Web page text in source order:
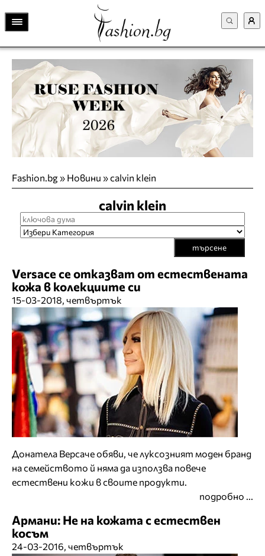
Fashion.bg» Новини »calvin klein
calvin klein
търсене
Versace се отказват от естествената
кожа в колекциите си
15-03-2018, четвъртък
Донатела Версаче обяви, че луксозният моден бранд
на семейството й няма да използва повече
естествени кожи в своите продукти.
подробно ...
Армани: Не на кожата с естествен
косъм
24-03-2016, четвъртък